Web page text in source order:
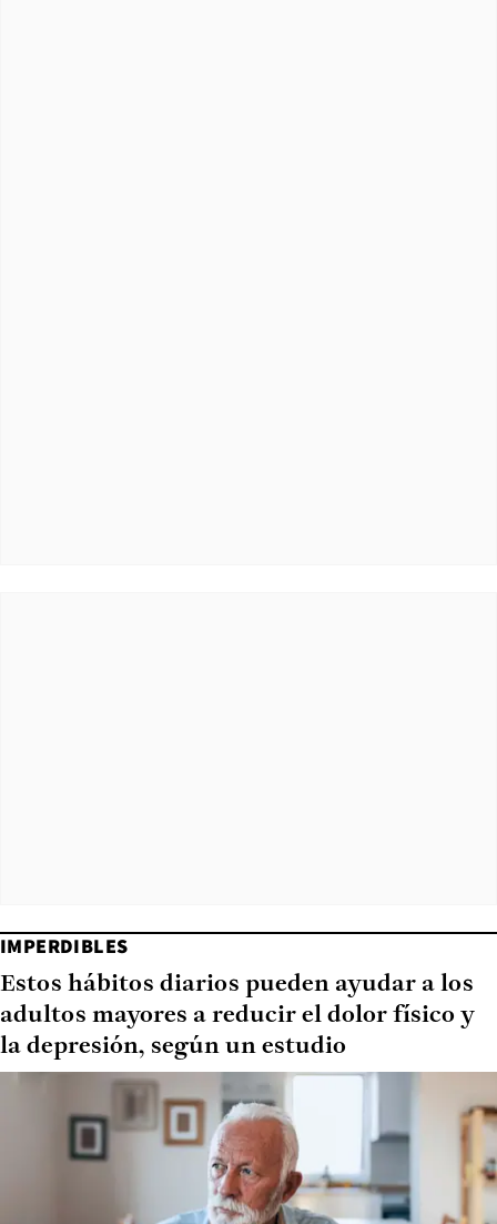
IMPERDIBLES
Estos hábitos diarios pueden ayudar a los
adultos mayores a reducir el dolor físico y
la depresión, según un estudio